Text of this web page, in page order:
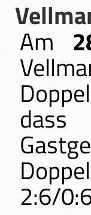
Am
dass
2:6/